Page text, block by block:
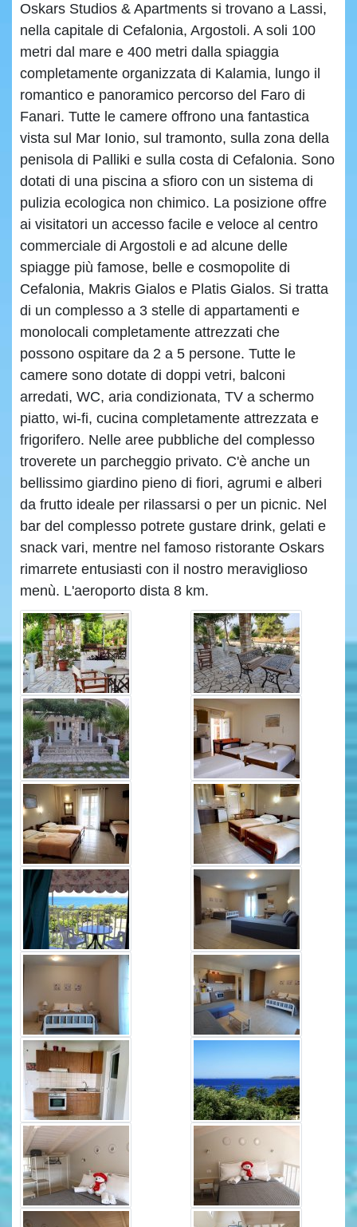
Oskars Studios & Apartments si trovano a Lassi,
nella capitale di Cefalonia, Argostoli. A soli 100
metri dal mare e 400 metri dalla spiaggia
completamente organizzata di Kalamia, lungo il
romantico e panoramico percorso del Faro di
Fanari. Tutte le camere offrono una fantastica
vista sul Mar Ionio, sul tramonto, sulla zona della
penisola di Palliki e sulla costa di Cefalonia. Sono
dotati di una piscina a sfioro con un sistema di
pulizia ecologica non chimico. La posizione offre
ai visitatori un accesso facile e veloce al centro
commerciale di Argostoli e ad alcune delle
spiagge più famose, belle e cosmopolite di
Cefalonia, Makris Gialos e Platis Gialos. Si tratta
di un complesso a 3 stelle di appartamenti e
monolocali completamente attrezzati che
possono ospitare da 2 a 5 persone. Tutte le
camere sono dotate di doppi vetri, balconi
arredati, WC, aria condizionata, TV a schermo
piatto, wi-fi, cucina completamente attrezzata e
frigorifero. Nelle aree pubbliche del complesso
troverete un parcheggio privato. C'è anche un
bellissimo giardino pieno di fiori, agrumi e alberi
da frutto ideale per rilassarsi o per un picnic. Nel
bar del complesso potrete gustare drink, gelati e
snack vari, mentre nel famoso ristorante Oskars
rimarrete entusiasti con il nostro meraviglioso
menù. L'aeroporto dista 8 km.